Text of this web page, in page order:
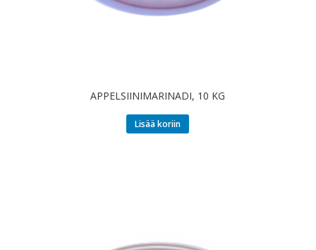
APPELSIINIMARINADI, 10 KG
Lisää koriin